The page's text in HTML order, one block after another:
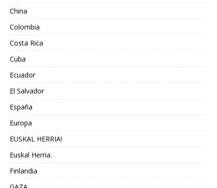
China
Colombia
Costa Rica
Cuba
Ecuador
El Salvador
España
Europa
EUSKAL HERRIA!
Euskal Herria.
Finlandia